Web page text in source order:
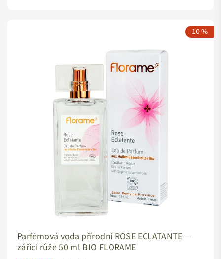
-10 %
Parfémová voda přírodní ROSE ECLATANTE —
zářící růže 50 ml BIO FLORAME